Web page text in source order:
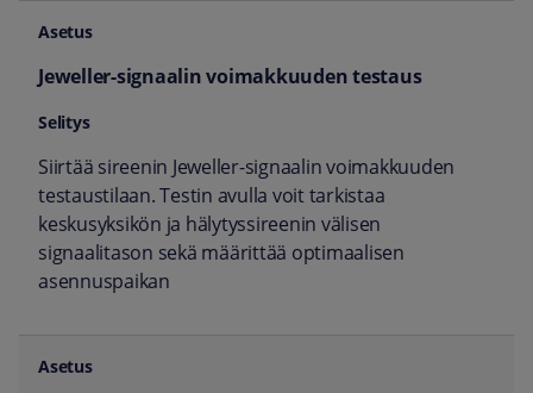
Jeweller-signaalin voimakkuuden testaus
Siirtää sireenin Jeweller-signaalin voimakkuuden
testaustilaan. Testin avulla voit tarkistaa
keskusyksikön ja hälytyssireenin välisen
signaalitason sekä määrittää optimaalisen
asennuspaikan